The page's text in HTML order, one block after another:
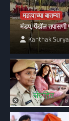
महत्वाच्या बातम्या
मंडप, पेंडॉल
Kanthak